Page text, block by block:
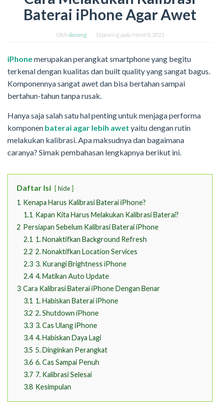
Baterai iPhone Agar Awet
Oleh danang Diposting pada Maret 8, 2023
iPhonemerupakan perangkat smartphone yang begitu
terkenal dengan kualitas dan built quality yang sangat bagus.
Komponennya sangat awet dan bisa bertahan sampai
bertahun-tahun tanpa rusak.
Hanya saja salah satu hal penting untuk menjaga performa
komponen baterai agar lebih awet yaitu dengan rutin
melakukan kalibrasi. Apa maksudnya dan bagaimana
caranya? Simak pembahasan lengkapnya berikut ini.
Daftar Isi hide
1 Kenapa Harus Kalibrasi Baterai iPhone?
1.1 Kapan Kita Harus Melakukan Kalibrasi Baterai?
2 Persiapan Sebelum Kalibrasi Baterai iPhone
2.1 1. Nonaktifkan Background Refresh
2.2 2. Nonaktifkan Location Services
2.3 3. Kurangi Brightness iPhone
2.4 4. Matikan Auto Update
3 Cara Kalibrasi Baterai iPhone Dengan Benar
3.1 1. Habiskan Baterai iPhone
3.2 2. Shutdown iPhone
3.3 3. Cas Ulang iPhone
3.4 4. Habiskan Daya Lagi
3.5 5. Dinginkan Perangkat
3.6 6. Cas Sampai Penuh
3.7 7. Kalibrasi Selesai
3.8 Kesimpulan